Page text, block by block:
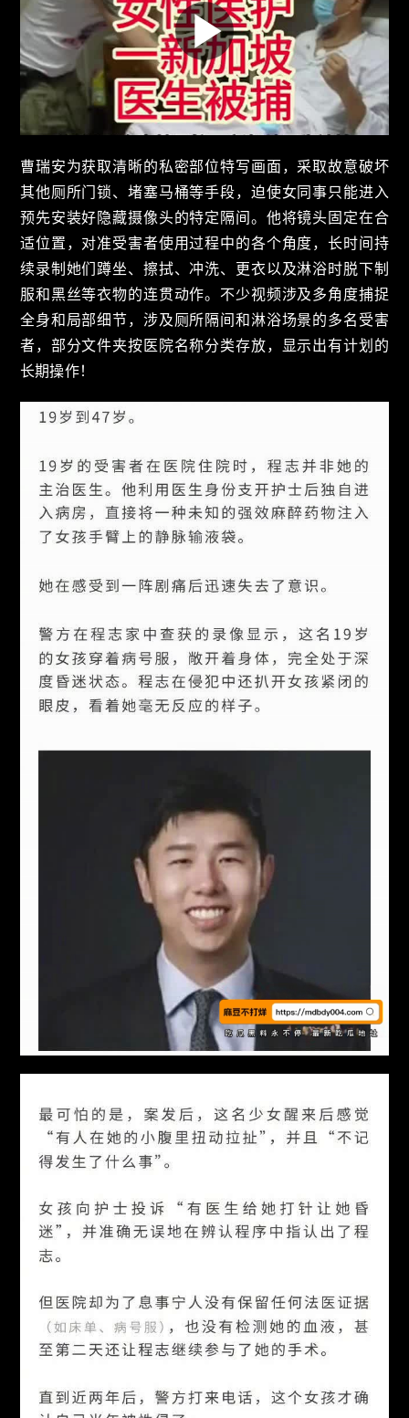
曹瑞安为获取清晰的私密部位特写画面，采取故意破坏
其他厕所门锁、堵塞马桶等手段，迫使女同事只能进入
预先安装好隐藏摄像头的特定隔间。他将镜头固定在合
适位置，对准受害者使用过程中的各个角度，长时间持
续录制她们蹲坐、擦拭、冲洗、更衣以及淋浴时脱下制
服和黑丝等衣物的连贯动作。不少视频涉及多角度捕捉
全身和局部细节，涉及厕所隔间和淋浴场景的多名受害
者，部分文件夹按医院名称分类存放，显示出有计划的
长期操作！